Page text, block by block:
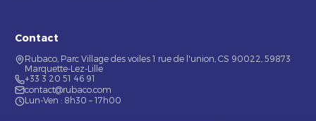
Contact
Rubaco, Parc Village des voiles 1 rue de l'union, CS 90022, 59873
Marquette-Lez-Lille
+33 3 20 51 46 91
contact@rubaco.com
Lun-Ven : 8h30 – 17h00